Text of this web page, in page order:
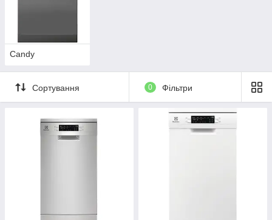
Candy
Сортування 0 Фільтри